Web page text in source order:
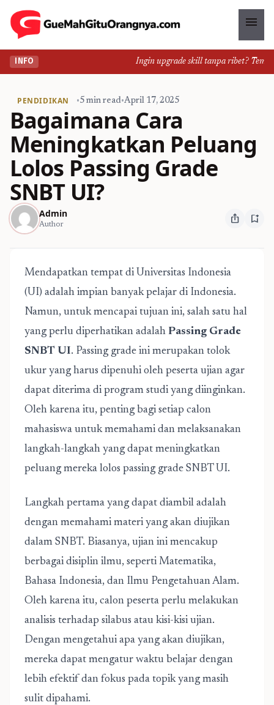
menu
INFO Ingin upgrade skill tanpa ribet?
PENDIDIKAN •5 min read•April 17, 2025
Bagaimana Cara
Meningkatkan Peluang
Lolos Passing Grade
SNBT UI?
Admin
Author ios_share bookmark_add
Mendapatkan tempat di Universitas Indonesia
(UI) adalah impian banyak pelajar di Indonesia.
Namun, untuk mencapai tujuan ini, salah satu hal
yang perlu diperhatikan adalah Passing Grade
SNBT UI. Passing grade ini merupakan tolok
ukur yang harus dipenuhi oleh peserta ujian agar
dapat diterima di program studi yang diinginkan.
Oleh karena itu, penting bagi setiap calon
mahasiswa untuk memahami dan melaksanakan
langkah-langkah yang dapat meningkatkan
peluang mereka lolos passing grade SNBT UI.
Langkah pertama yang dapat diambil adalah
dengan memahami materi yang akan diujikan
dalam SNBT. Biasanya, ujian ini mencakup
berbagai disiplin ilmu, seperti Matematika,
Bahasa Indonesia, dan Ilmu Pengetahuan Alam.
Oleh karena itu, calon peserta perlu melakukan
analisis terhadap silabus atau kisi-kisi ujian.
Dengan mengetahui apa yang akan diujikan,
mereka dapat mengatur waktu belajar dengan
lebih efektif dan fokus pada topik yang masih
sulit dipahami.